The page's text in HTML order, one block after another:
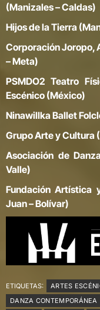
(Manizales – Caldas)
Hijos de la Tierra
Corporación Joropo,
– Meta)
PSMDO2 Teatro
Escénico (México)
Ninawillka Ballet
Grupo Arte y Cultura
Asociación de
Valle)
Fundación Artística
Juan – Bolívar)
ETIQUETAS: ARTES
DANZA CONTEMPORÁNEA